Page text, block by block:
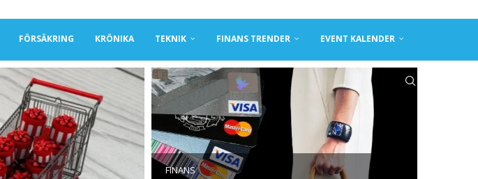
FÖRSÄKRING KRÖNIKA TEKNIK FINANS TRENDER EVENT KALENDER
FINANS